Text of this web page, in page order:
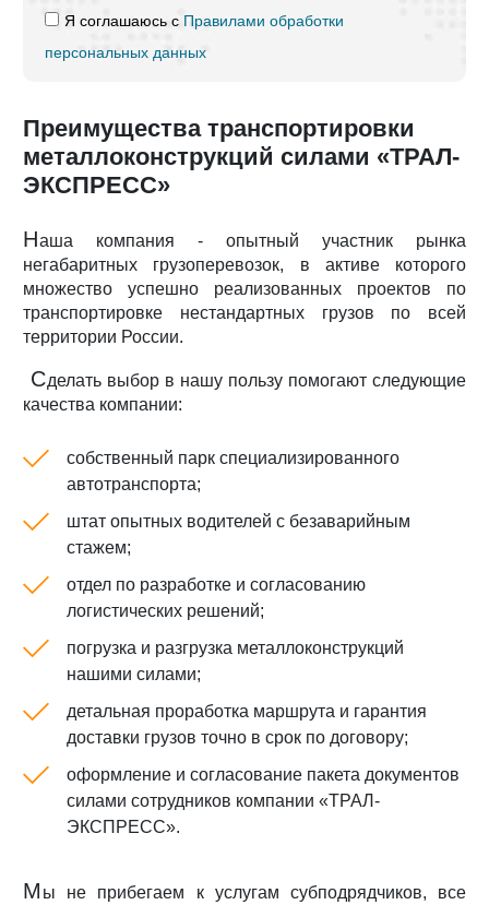
Я соглашаюсь с Правилами обработки
персональных данных
Преимущества транспортировки
металлоконструкций силами «ТРАЛ-
ЭКСПРЕСС»
Наша компания - опытный участник рынка
негабаритных грузоперевозок, в активе которого
множество успешно реализованных проектов по
транспортировке нестандартных грузов по всей
территории России.
Сделать выбор в нашу пользу помогают следующие
качества компании:
собственный парк специализированного
автотранспорта;
штат опытных водителей с безаварийным
стажем;
отдел по разработке и согласованию
логистических решений;
погрузка и разгрузка металлоконструкций
нашими силами;
детальная проработка маршрута и гарантия
доставки грузов точно в срок по договору;
оформление и согласование пакета документов
силами сотрудников компании «ТРАЛ-
ЭКСПРЕСС».
М ы не прибегаем к услугам субподрядчиков, все